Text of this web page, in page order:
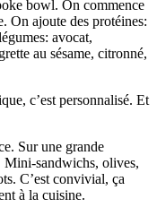
bowl. On commence
On ajoute des protéines:
avocat,
au sésame, citronné,
c’est personnalisé. Et
Sur une grande
Mini-sandwichs, olives,
C’est convivial, ça
à la cuisine.